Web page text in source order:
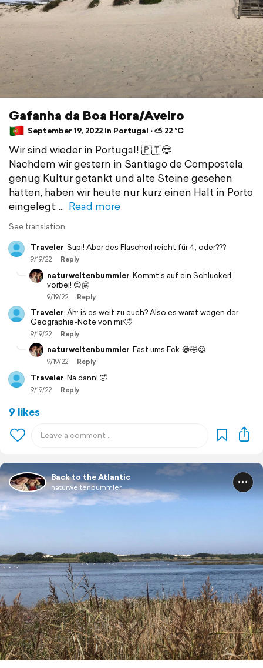
Gafanha da Boa Hora/Aveiro
September 19, 2022 in Portugal ⋅ ⛅ 22 °C
Wir sind wieder in Portugal! 🇵🇹😎
Nachdem wir gestern in Santiago de Compostela
genug Kultur getankt und alte Steine gesehen
hatten, haben wir heute nur kurz einen Halt in Porto
eingelegt:
Read more
See translation
Traveler Supi! Aber des Flascherl reicht für 4, oder???
9/19/22 Reply
naturweltenbummler Kommt‘s auf ein Schluckerl
vorbei! 😊🤗
9/19/22 Reply
Traveler Äh: is es weit zu euch? Also es warat wegen der
Geographie-Note von mir🤣
9/19/22 Reply
naturweltenbummler Fast ums Eck 😂🤣😉
9/19/22 Reply
Traveler Na dann! 🤣
9/19/22 Reply
9 likes
Back to the Atlantic
naturweltenbummler